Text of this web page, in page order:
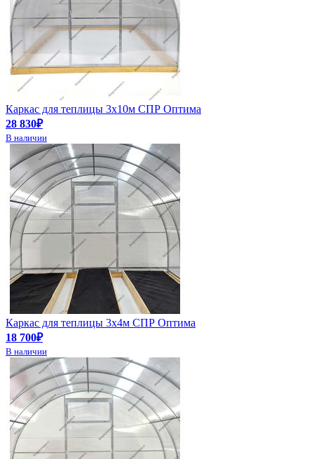
Каркас для теплицы 3х10м СПР Оптима
28 830₽
В наличии
Каркас для теплицы 3х4м СПР Оптима
18 700₽
В наличии